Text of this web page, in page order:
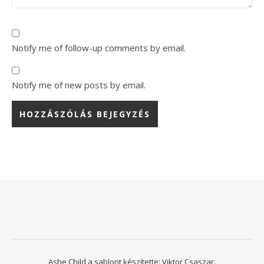
Notify me of follow-up comments by email.
Notify me of new posts by email.
Ashe Child a sablont készítette: Viktor Csaszar.